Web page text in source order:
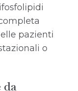
pazienti
o
da